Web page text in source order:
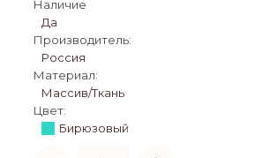
Наличие
Да
Производитель:
Россия
Материал:
Массив/Ткань
Цвет:
Бирюзовый